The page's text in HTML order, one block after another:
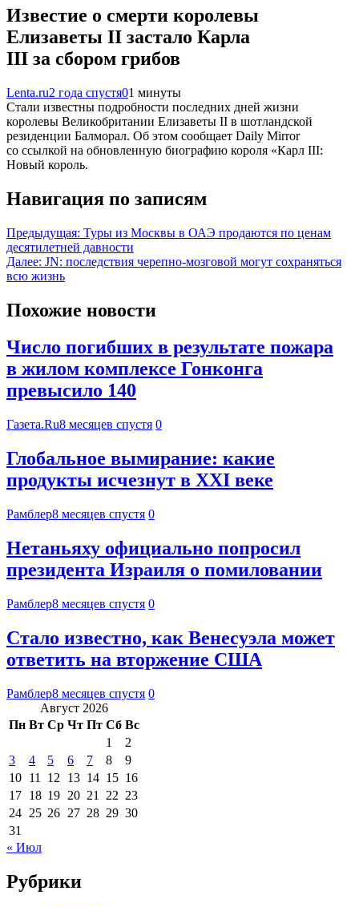
Известие о смерти королевы
Елизаветы II застало Карла
III за сбором грибов
Lenta.ru2 года спустя01 минуты
Стали известны подробности последних дней жизни
королевы Великобритании Елизаветы II в шотландской
резиденции Балморал. Об этом сообщает Daily Mirror
со ссылкой на обновленную биографию короля «Карл III:
Новый король.
Навигация по записям
Предыдущая: Туры из Москвы в ОАЭ продаются по ценам
десятилетней давности
Далее: JN: последствия черепно-мозговой могут сохраняться
всю жизнь
Похожие новости
Число погибших в результате пожара
в жилом комплексе Гонконга
превысило 140
Газета.Ru8 месяцев спустя 0
Глобальное вымирание: какие
продукты исчезнут в XXI веке
Рамблер8 месяцев спустя 0
Нетаньяху официально попросил
президента Израиля о помиловании
Рамблер8 месяцев спустя 0
Стало известно, как Венесуэла может
ответить на вторжение США
Рамблер8 месяцев спустя 0
Август 2026
Пн Вт Ср Чт Пт Сб Вс
1
2
3
4 5 6 7 8
9
10 11 12 13 14 15 16
17 18 19 20 21 22 23
24 25 26 27 28 29 30
31
« Июл
Рубрики